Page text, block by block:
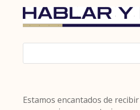
Estamos encantados de